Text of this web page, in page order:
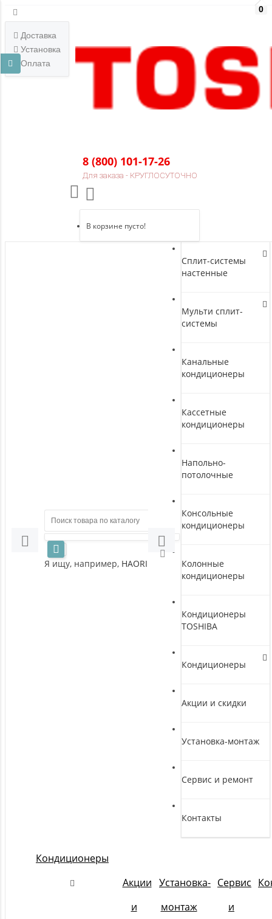
Доставка
Установка
Оплата
8 (800) 101-17-26
Для заказа - КРУГЛОСУТОЧНО
0
В корзине пусто!
Я ищу, например, HAORI
Сплит-системы
настенные
Мульти сплит-
системы
Канальные
кондиционеры
Кассетные
кондиционеры
Напольно-
потолочные
Консольные
кондиционеры
Колонные
кондиционеры
Кондиционеры
TOSHIBA
Кондиционеры
Акции и скидки
Установка-монтаж
Сервис и ремонт
Контакты
Кондиционеры
Акции
и
Установка-
монтаж
Сервис
и